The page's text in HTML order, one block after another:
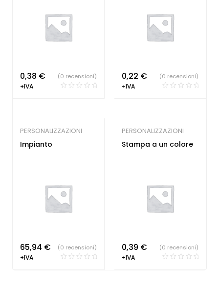
0,38 €
+IVA
(0 recensioni) 0,22 €
+IVA
(0 recensioni)
PERSONALIZZAZIONI
Impianto
65,94 €
+IVA
(0 recensioni)
PERSONALIZZAZIONI
Stampa a un colore
0,39 €
+IVA
(0 recensioni)